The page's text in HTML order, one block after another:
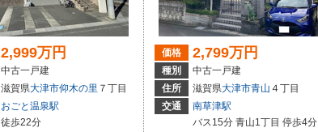
2,999万円
中古一戸建
滋賀県大津市仰木の里 ７丁目
おごと温泉駅
徒歩22分
価格 2,799万円
種別
中古一戸建
住所
滋賀県大津市青山 ４丁目
交通
南草津駅
バス15分 青山1丁目 停歩4分